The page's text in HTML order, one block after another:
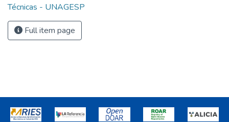
Técnicas - UNAGESP
Full item page